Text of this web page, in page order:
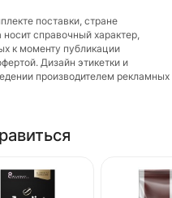
поставки, стране
справочный характер,
к моменту публикации
Дизайн этикетки и
производителем рекламных